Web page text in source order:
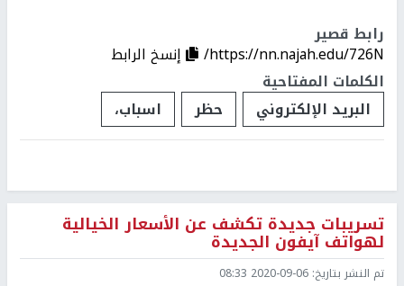
رابط قصير
https://nn.najah.edu/726N/
إنسخ الرابط
الكلمات المفتاحية
البريد الإلكتروني
حظر اسباب،
تسريبات جديدة تكشف عن الأسعار الخيالية
لهواتف آيفون الجديدة
تم النشر بتاريخ: 2020-09-06 08:33